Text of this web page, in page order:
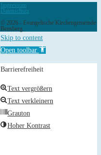
Impressum
Datenschutz
© 2026 - Evangelische Kirchengemeinde
Bensberg
Skip to content
Open toolbar
Barrierefreiheit
Text vergrößern
Text verkleinern
Grauton
Hoher Kontrast